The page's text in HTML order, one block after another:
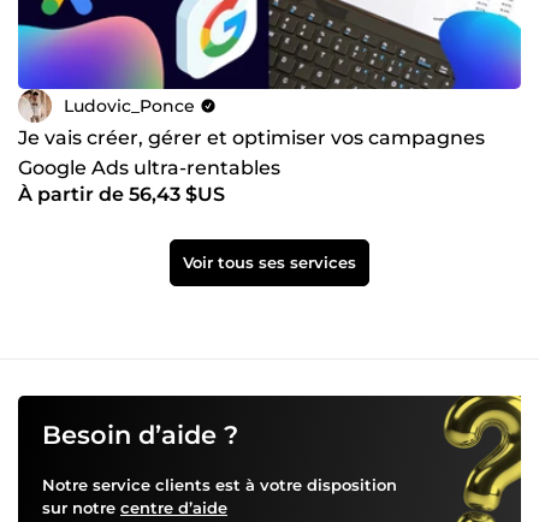
Ludovic_Ponce
Je vais créer, gérer et optimiser vos campagnes
Google Ads ultra-rentables
À partir de 56,43 $US
Voir tous ses services
Besoin d’aide ?
Notre service clients est à votre disposition
sur notre centre d’aide